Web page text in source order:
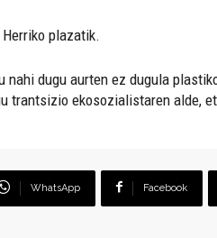
Herriko plazatik.
nahi dugu aurten ez dugula
trantsizio ekosozialistaren alde,
WhatsApp Facebook